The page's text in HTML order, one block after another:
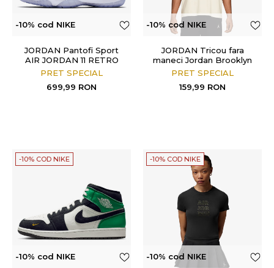
-10% cod NIKE
JORDAN Pantofi Sport
AIR JORDAN 11 RETRO
LOW
PRET SPECIAL
699,99 RON
-10% cod NIKE
JORDAN Tricou fara
maneci Jordan Brooklyn
PRET SPECIAL
159,99 RON
-10% COD NIKE
-10% cod NIKE
-10% COD NIKE
-10% cod NIKE